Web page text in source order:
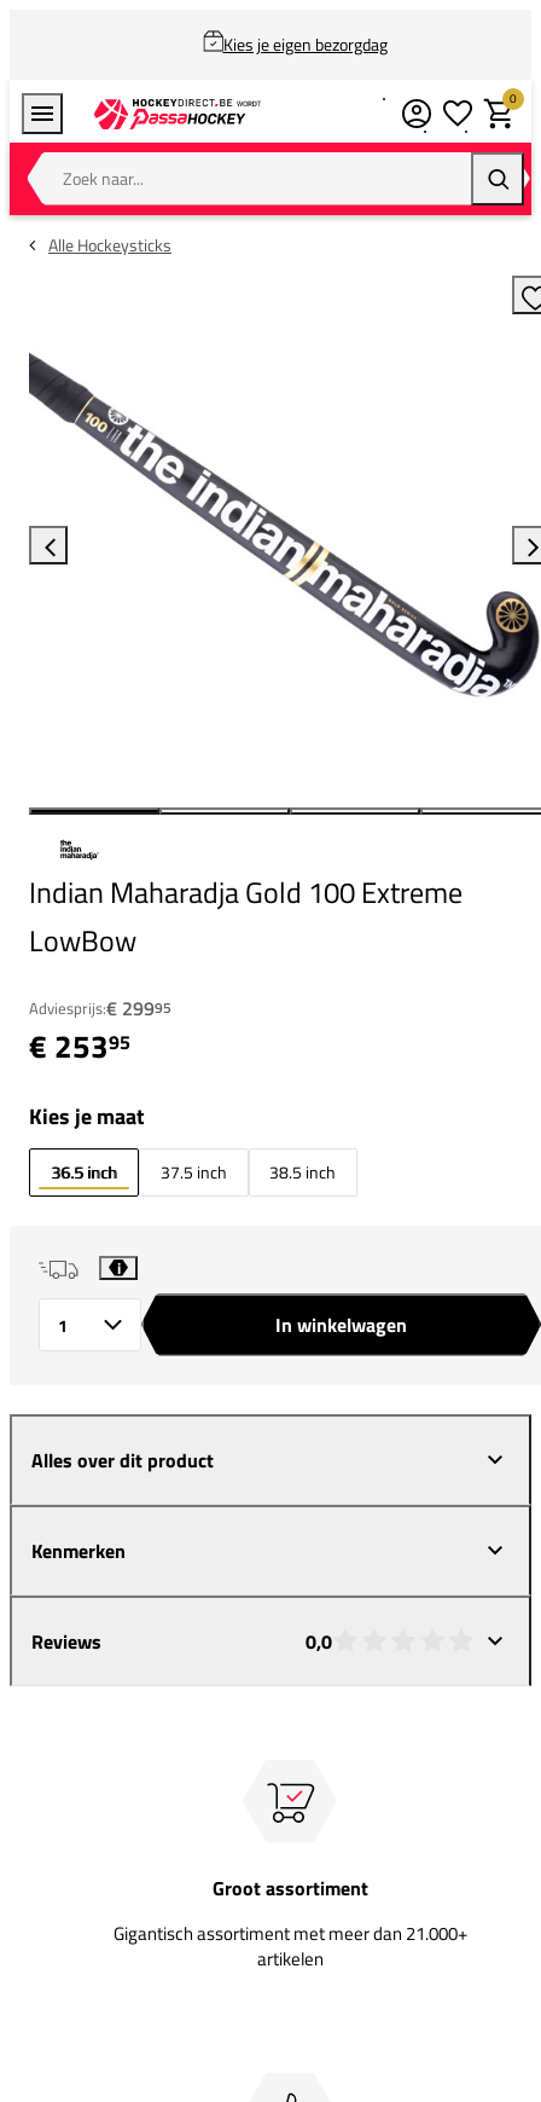
Kies je eigen bezorgdag
Zoek naar...
0
Alle Hockeysticks
Indian Maharadja Gold 100 Extreme
LowBow
Adviesprijs:€ 29995
€ 25395
Kies je maat
36.5 inch 37.5 inch 38.5 inch
i
In winkelwagen
Alles over dit product
Kenmerken
Reviews 0,0
Groot assortiment
Gigantisch assortiment met meer dan 21.000+
artikelen